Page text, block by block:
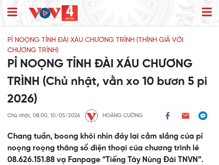
PỈ NOỌNG TỈNH ĐÀI XÁU CHƯƠNG TRÌNH (THÍNH GIẢ VỚI
CHƯƠNG TRÌNH)
PỈ NOỌNG TỈNH ĐÀI XÁU CHƯƠNG
TRÌNH (Chủ nhật, vằn xo 10 bươn 5 pi
2026)
Chủ nhật, 08:00, 10/05/2026 HOÀNG CƯỜNG
Chang tuần, boong khỏi nhỉn đảy lai cằm slắng cúa pỉ
noọng roọng thâng sổ điện thoại cúa chương trình lẻ
08.626.151.88 vạ Fanpage “Tiếng Tày Nùng Đài TNVN”.